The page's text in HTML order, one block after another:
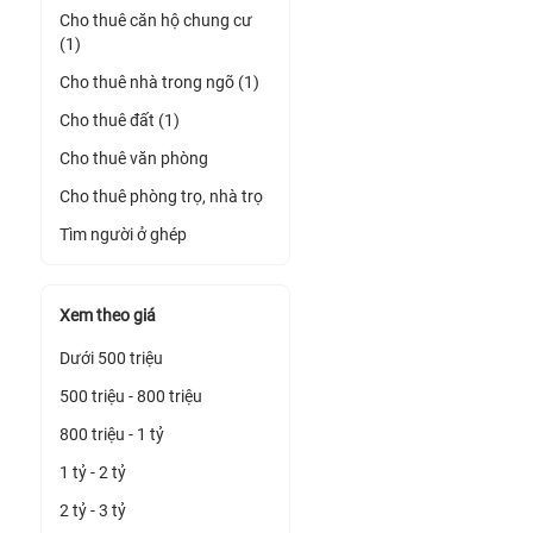
Cho thuê căn hộ chung cư
(1)
Cho thuê nhà trong ngõ (1)
Cho thuê đất (1)
Cho thuê văn phòng
Cho thuê phòng trọ, nhà trọ
Tìm người ở ghép
Xem theo giá
Dưới 500 triệu
500 triệu - 800 triệu
800 triệu - 1 tỷ
1 tỷ - 2 tỷ
2 tỷ - 3 tỷ